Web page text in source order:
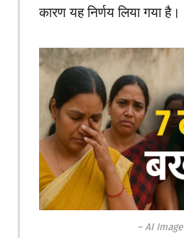
कारण यह निर्णय लिया गया है।
– AI Image